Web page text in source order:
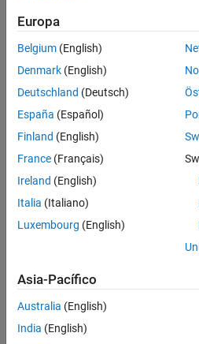
Europa
Belgium (English)
Denmark (English)
Deutschland (Deutsch)
España (Español)
Finland (English)
France (Français)
Ireland (English)
Italia (Italiano)
Luxembourg (English)
Asia-Pacífico
Australia (English)
India (English)
Centro de confianza
Marcas
Política de privacidad
Antipiratería
Información de contacto
© 1994-2026 The MathWorks, Inc.